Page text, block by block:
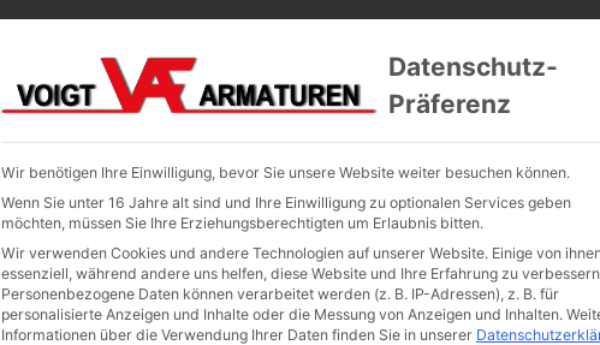
Startseite
Datenschutz-
Präferenz
Wir benötigen Ihre Einwilligung, bevor Sie unsere Website weiter besuchen können.
Wenn Sie unter 16 Jahre alt sind und Ihre Einwilligung zu optionalen Services geben
möchten, müssen Sie Ihre Erziehungsberechtigten um Erlaubnis bitten.
Wir verwenden Cookies und andere Technologien auf unserer Website. Einige von
essenziell, während andere uns helfen, diese Website und Ihre Erfahrung zu
Personenbezogene Daten können verarbeitet werden (z. B. IP-Adressen), z. B. für
personalisierte Anzeigen und Inhalte oder die Messung von Anzeigen und Inhalten.
Informationen über die Verwendung Ihrer Daten finden Sie in unserer